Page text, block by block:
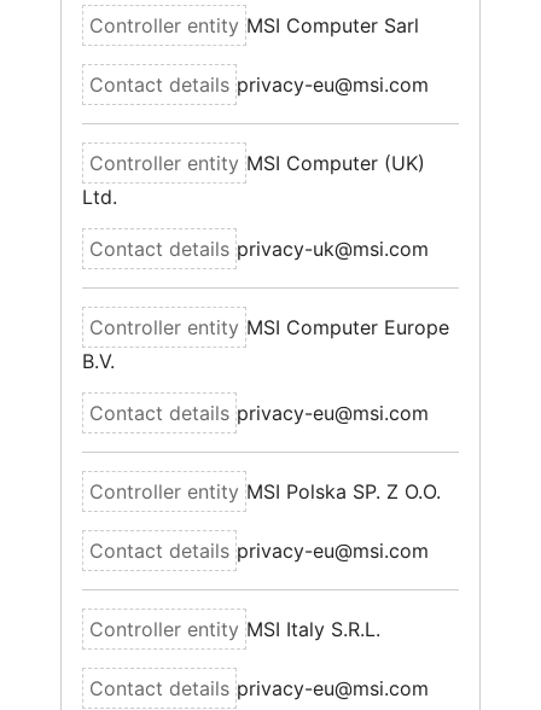
MSI Computer Sarl
privacy-eu@msi.com
MSI Computer (UK)
Ltd.
privacy-uk@msi.com
MSI Computer Europe
B.V.
privacy-eu@msi.com
MSI Polska SP. Z O.O.
privacy-eu@msi.com
MSI Italy S.R.L.
privacy-eu@msi.com